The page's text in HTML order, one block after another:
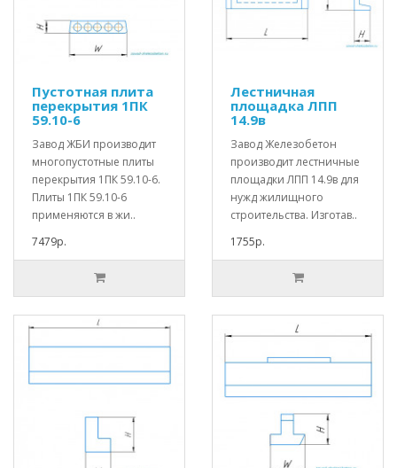
Пустотная плита
перекрытия 1ПК
59.10-6
Завод ЖБИ производит
многопустотные плиты
перекрытия 1ПК 59.10-6.
Плиты 1ПК 59.10-6
применяются в жи..
7479р.
Лестничная
площадка ЛПП
14.9в
Завод Железобетон
производит лестничные
площадки ЛПП 14.9в для
нужд жилищного
строительства. Изготав..
1755р.